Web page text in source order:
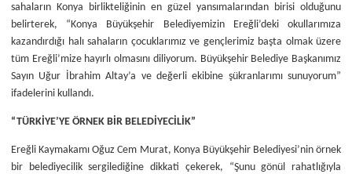
sahaların Konya birlikteliğinin en güzel yansımalarından birisi olduğunu
belirterek, “Konya Büyükşehir Belediyemizin Ereğli’deki okullarımıza
kazandırdığı halı sahaların çocuklarımız ve gençlerimiz başta olmak üzere
tüm Ereğli’mize hayırlı olmasını diliyorum. Büyükşehir Belediye Başkanımız
Sayın Uğur İbrahim Altay’a ve değerli ekibine şükranlarımı sunuyorum”
ifadelerini kullandı.
“TÜRKİYE’YE ÖRNEK BİR BELEDİYECİLİK”
Ereğli Kaymakamı Oğuz Cem Murat, Konya Büyükşehir Belediyesi’nin örnek
bir belediyecilik sergilediğine dikkati çekerek, “Şunu gönül rahatlığıyla